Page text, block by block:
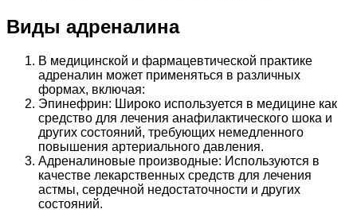
Виды адреналина
В медицинской и фармацевтической практике
адреналин может применяться в различных
формах, включая:
Эпинефрин: Широко используется в медицине как
средство для лечения анафилактического шока и
других состояний, требующих немедленного
повышения артериального давления.
Адреналиновые производные: Используются в
качестве лекарственных средств для лечения
астмы, сердечной недостаточности и других
состояний.